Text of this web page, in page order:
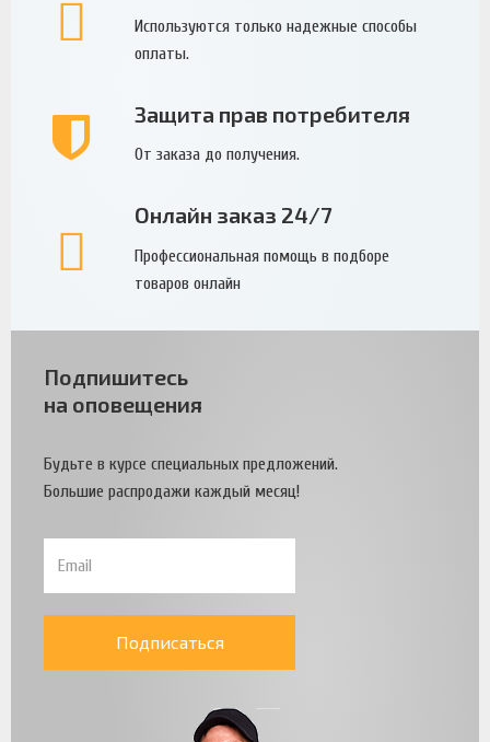
Используются только надежные способы
оплаты.
Защита прав потребителя
От заказа до получения.
Онлайн заказ 24/7
Профессиональная помощь в подборе
товаров онлайн
Подпишитесь
на оповещения
Будьте в курсе специальных предложений.
Большие распродажи каждый месяц!
Подписаться